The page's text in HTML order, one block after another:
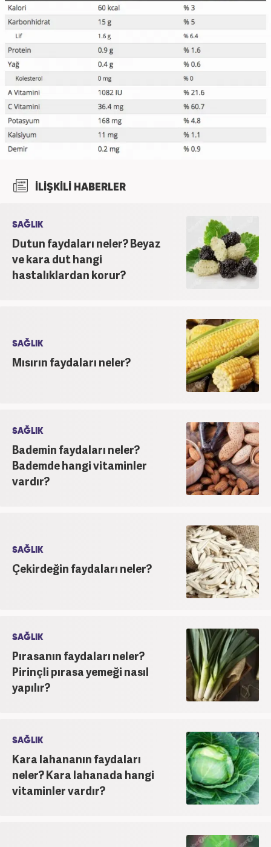
İLİŞKİLİ HABERLER
SAĞLIK
Dutun faydaları neler? Beyaz
ve kara dut hangi
hastalıklardan korur?
SAĞLIK
Mısırın faydaları neler?
SAĞLIK
Bademin faydaları neler?
Bademde hangi vitaminler
vardır?
SAĞLIK
Çekirdeğin faydaları neler?
SAĞLIK
Pırasanın faydaları neler?
Pirinçli pırasa yemeği nasıl
yapılır?
SAĞLIK
Kara lahananın faydaları
neler? Kara lahanada hangi
vitaminler vardır?